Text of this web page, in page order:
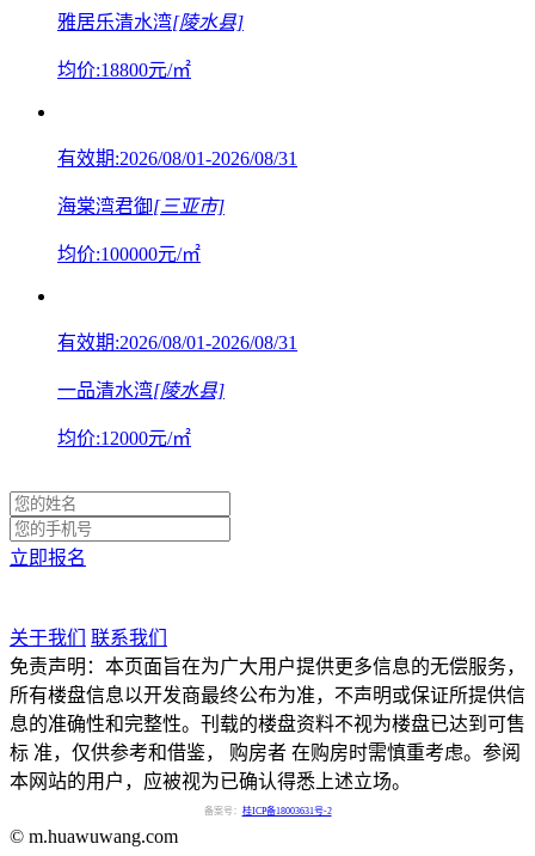
雅居乐清水湾[陵水县]
均价:18800元/㎡
有效期:2026/08/01-2026/08/31
海棠湾君御[三亚市]
均价:100000元/㎡
有效期:2026/08/01-2026/08/31
一品清水湾[陵水县]
均价:12000元/㎡
立即报名
关于我们
联系我们
免责声明：本页面旨在为广大用户提供更多信息的无偿服务，
所有楼盘信息以开发商最终公布为准，不声明或保证所提供信
息的准确性和完整性。刊载的楼盘资料不视为楼盘已达到可售
标 准，仅供参考和借鉴， 购房者 在购房时需慎重考虑。参阅
本网站的用户，应被视为已确认得悉上述立场。
备案号： 桂ICP备18003631号-2
© m.huawuwang.com